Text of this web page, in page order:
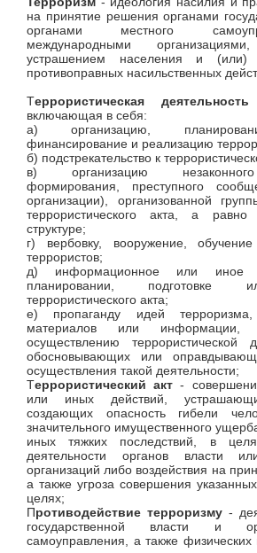
на принятие решения органами
органами местного
международными
устрашением населения и
противоправных насильственных
Террористическая деятельность
включающая в себя:
а) организацию,
финансирование и реализацию
б) подстрекательство к
в) организацию
формирования, преступного
организации), организованной
террористического акта, а
структуре;
г) вербовку, вооружение,
террористов;
д) информационное или иное
планировании, подготовке
террористического акта;
е) пропаганду идей терроризма,
материалов или информации,
осуществлению террористической
обосновывающих или
осуществления такой деятельности;
Террористический акт -
или иных действий,
создающих опасность гибели
значительного имущественного
иных тяжких последствий, в
деятельности органов власти
организаций либо воздействия на
а также угроза совершения
целях;
Противодействие терроризму -
государственной власти и
самоуправления, а также